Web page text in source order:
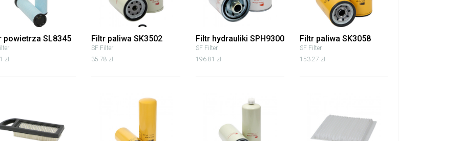
powietrza SL8345
zł
Filtr paliwa SK3502
SF Filter
35.78 zł
Filtr hydrauliki SPH9300
SF Filter
196.81 zł
Filtr paliwa SK3058
SF Filter
153.27 zł